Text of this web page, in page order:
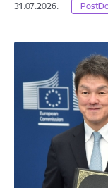
31.07.2026.